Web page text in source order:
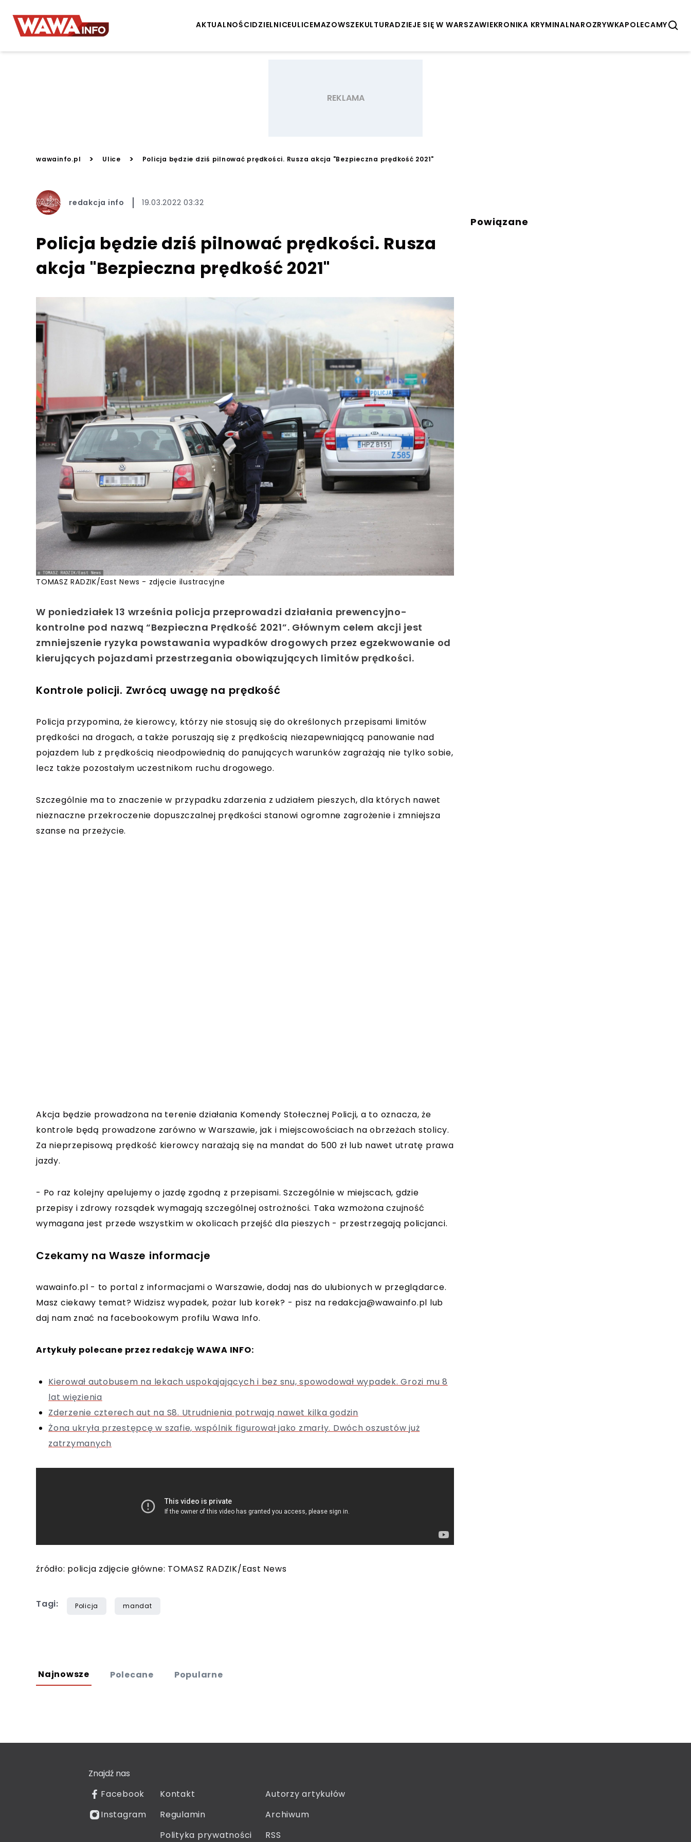
AKTUALNOŚCIDZIELNICEULICEMAZOWSZEKULTURADZIEJE SIĘ W WARSZAWIEKRONIKA KRYMINALNAROZRYWKAPOLECAMY
wawainfo.pl > Ulice > Policja będzie dziś pilnować prędkości. Rusza akcja "Bezpieczna prędkość 2021"
redakcja info 19.03.2022 03:32
Policja będzie dziś pilnować prędkości. Rusza
akcja "Bezpieczna prędkość 2021"
TOMASZ RADZIK/East News - zdjęcie ilustracyjne
W poniedziałek 13 września policja przeprowadzi działania prewencyjno-
kontrolne pod nazwą “Bezpieczna Prędkość 2021”. Głównym celem akcji jest
zmniejszenie ryzyka powstawania wypadków drogowych przez egzekwowanie od
kierujących pojazdami przestrzegania obowiązujących limitów prędkości.
Kontrole policji. Zwrócą uwagę na prędkość
Policja przypomina, że kierowcy, którzy nie stosują się do określonych przepisami limitów
prędkości na drogach, a także poruszają się z prędkością niezapewniającą panowanie nad
pojazdem lub z prędkością nieodpowiednią do panujących warunków zagrażają nie tylko sobie,
lecz także pozostałym uczestnikom ruchu drogowego.
Szczególnie ma to znaczenie w przypadku zdarzenia z udziałem pieszych, dla których nawet
nieznaczne przekroczenie dopuszczalnej prędkości stanowi ogromne zagrożenie i zmniejsza
szanse na przeżycie.
Akcja będzie prowadzona na terenie działania Komendy Stołecznej Policji, a to oznacza, że
kontrole będą prowadzone zarówno w Warszawie, jak i miejscowościach na obrzeżach stolicy.
Za nieprzepisową prędkość kierowcy narażają się na mandat do 500 zł lub nawet utratę prawa
jazdy.
- Po raz kolejny apelujemy o jazdę zgodną z przepisami. Szczególnie w miejscach, gdzie
przepisy i zdrowy rozsądek wymagają szczególnej ostrożności. Taka wzmożona czujność
wymagana jest przede wszystkim w okolicach przejść dla pieszych - przestrzegają policjanci.
Czekamy na Wasze informacje
wawainfo.pl - to portal z informacjami o Warszawie, dodaj nas do ulubionych w przeglądarce.
Masz ciekawy temat? Widzisz wypadek, pożar lub korek? - pisz na redakcja@wawainfo.pl lub
daj nam znać na facebookowym profilu Wawa Info.
Artykuły polecane przez redakcję WAWA INFO:
Kierował autobusem na lekach uspokajających i bez snu, spowodował wypadek. Grozi mu 8
lat więzienia
Zderzenie czterech aut na S8. Utrudnienia potrwają nawet kilka godzin
Żona ukryła przestępcę w szafie, wspólnik figurował jako zmarły. Dwóch oszustów już
zatrzymanych
źródło: policja zdjęcie główne: TOMASZ RADZIK/East News
Tagi: Policja mandat
Powiązane
Najnowsze Polecane Popularne
Znajdź nas
Facebook
Instagram
Kontakt
Regulamin
Polityka prywatności
Autorzy artykułów
Archiwum
RSS